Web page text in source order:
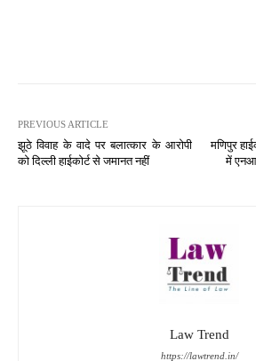
PREVIOUS ARTICLE
झूठे विवाह के वादे पर बलात्कार के आरोपी
को दिल्ली हाईकोर्ट से जमानत नहीं
मणिपुर
में
Law Trend
https://lawtrend.in/